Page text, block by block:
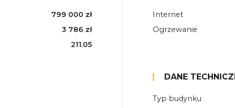
799 000 zł
3 786 zł
211.05
Internet
Ogrzewanie
DANE
Typ budynku